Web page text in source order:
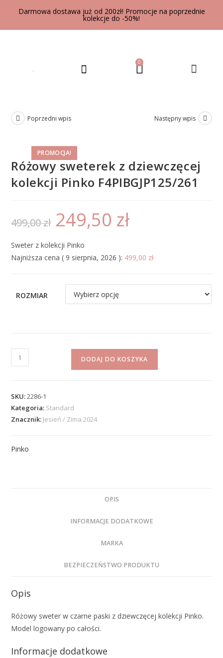
Darmowa dostawa już od 200zł! Promocje na poprzednie
kolekcje do -50%!
0
PROMOCJA!
Poprzedni wpis Następny wpis
Różowy sweterek z dziewczęcej
kolekcji Pinko F4PIBGJP125/261
499,00zł 249,50 zł
Sweter z kolekcji Pinko
Najniższa cena ( 9 sierpnia, 2026 ): 499,00 zł
ROZMIAR
DODAJ DO KOSZYKA
SKU:2286-1
Kategoria: Standard
Znacznik: Jesień / Zima 2024
Pinko
OPIS
INFORMACJE DODATKOWE
MARKA
BEZPIECZEŃSTWO PRODUKTU
Opis
Różowy sweter w czarne paski z dziewczęcej kolekcji Pinko.
Model logowany po całości.
Informacje dodatkowe